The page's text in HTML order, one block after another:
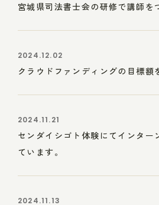
宮城県司法書士会の研修で講師を
2024.12.02
クラウドファンディングの目標額
2024.11.21
センダイシゴト体験にてインター
ています。
2024.11.13